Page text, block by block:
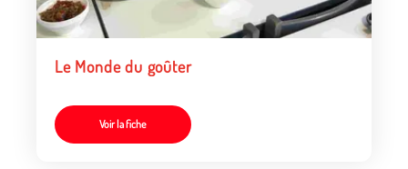
Le Monde du goûter
Voir la fiche